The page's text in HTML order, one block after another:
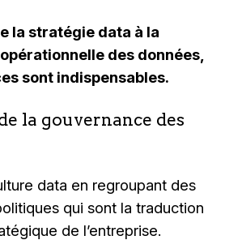
la stratégie data à la
des données,
sont indispensables.
la gouvernance des
data en regroupant des
qui sont la traduction
de l’entreprise.